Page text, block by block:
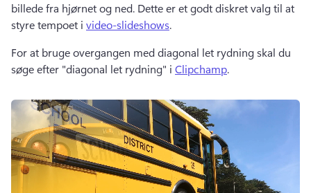
billede fra hjørnet og ned. Dette er et godt diskret valg til at
styre tempoet i video-slideshows.
For at bruge overgangen med diagonal let rydning skal du
søge efter "diagonal let rydning" i Clipchamp.